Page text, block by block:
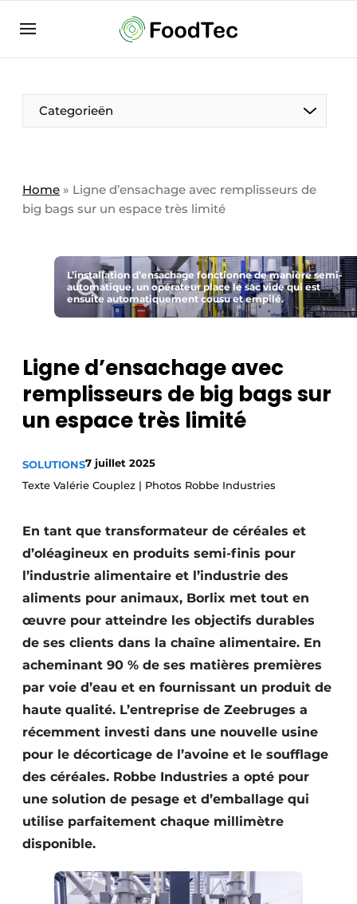
Eigen content aanleveren
Emploi
EntreprisesMerci de votre inscription
S’inscrire
Evenement aanmelden
Meest gelezen
Newsletter
Podcasts
S’inscrire
Termes et conditions
Video’s
Categorieën
Home » Ligne d’ensachage avec remplisseurs de
big bags sur un espace très limité
L’installation d’ensachage fonctionne de manière semi-
automatique, un opérateur place le sac vide qui est
ensuite automatiquement cousu et empilé.
Ligne d’ensachage avec
remplisseurs de big bags sur
un espace très limité
SOLUTIONS7 juillet 2025
Texte Valérie Couplez | Photos Robbe Industries
En tant que transformateur de céréales et
d’oléagineux en produits semi-finis pour
l’industrie alimentaire et l’industrie des
aliments pour animaux, Borlix met tout en
œuvre pour atteindre les objectifs durables
de ses clients dans la chaîne alimentaire. En
acheminant 90 % de ses matières premières
par voie d’eau et en fournissant un produit de
haute qualité. L’entreprise de Zeebruges a
récemment investi dans une nouvelle usine
pour le décorticage de l’avoine et le soufflage
des céréales. Robbe Industries a opté pour
une solution de pesage et d’emballage qui
utilise parfaitement chaque millimètre
disponible.